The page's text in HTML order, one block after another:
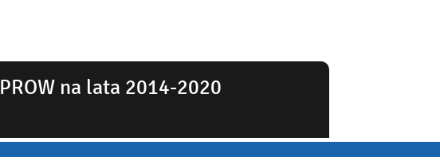
PROW na lata 2014-2020